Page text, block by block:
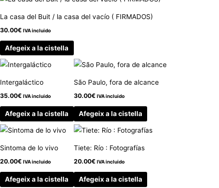
La casa del Buit / la casa del vacío ( FIRMADOS)
30.00€ IVA incluido
Afegeix a la cistella
Intergaláctico
35.00€ IVA incluido
Afegeix a la cistella
São Paulo, fora de alcance
30.00€ IVA incluido
Afegeix a la cistella
Sintoma de lo vivo
20.00€ IVA incluido
Afegeix a la cistella
Tiete: Río : Fotografías
20.00€ IVA incluido
Afegeix a la cistella